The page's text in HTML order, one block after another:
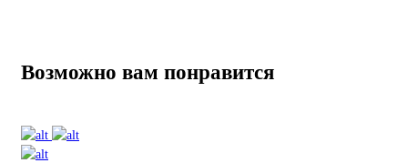
Возможно вам понравится